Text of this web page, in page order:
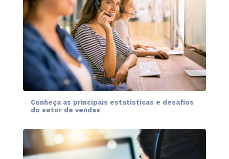
Conheça as principais estatísticas e desafios
do setor de vendas